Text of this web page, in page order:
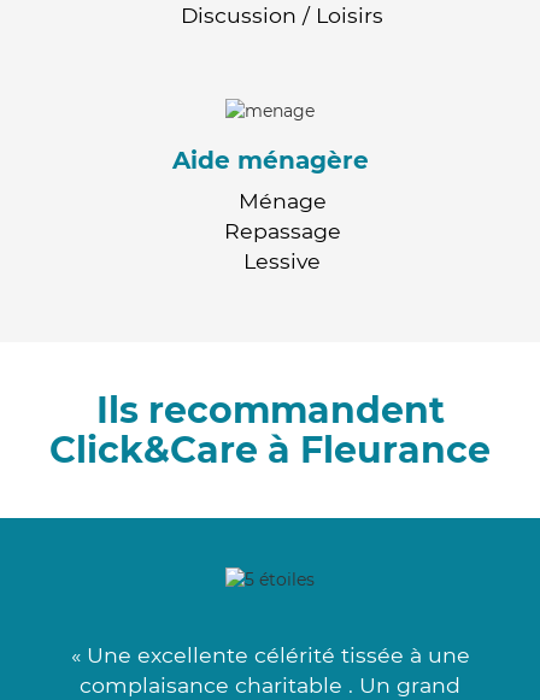
Discussion / Loisirs
Aide ménagère
Ménage
Repassage
Lessive
Ils recommandent
Click&Care à Fleurance
« Une excellente célérité tissée à une
complaisance charitable . Un grand